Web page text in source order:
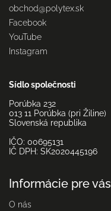
obchod@polytex.sk
Facebook
YouTube
Instagram
Sídlo společnosti
Porúbka 232
013 11 Porúbka (pri Žiline)
Slovenská republika
IČO: 00695131
IČ DPH: SK2020445196
Informácie pre vás
O nás